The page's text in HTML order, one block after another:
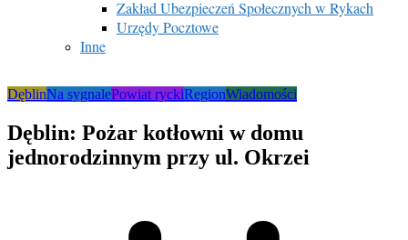
Zakład Ubezpieczeń Społecznych w Rykach
Urzędy Pocztowe
Inne
DęblinNa sygnalePowiat ryckiRegionWiadomości
Dęblin: Pożar kotłowni w domu
jednorodzinnym przy ul. Okrzei